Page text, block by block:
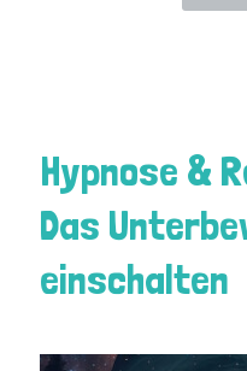
Hypnose &
Das
einschalten